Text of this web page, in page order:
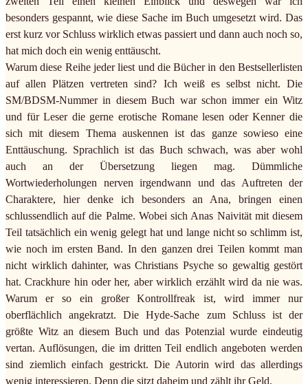
besonders gespannt, wie diese Sache im Buch umgesetzt wird. Das
erst kurz vor Schluss wirklich etwas passiert und dann auch noch so,
hat mich doch ein wenig enttäuscht.
Warum diese Reihe jeder liest und die Bücher in den Bestsellerlisten
auf allen Plätzen vertreten sind? Ich weiß es selbst nicht. Die
SM/BDSM-Nummer in diesem Buch war schon immer ein Witz
und für Leser die gerne erotische Romane lesen oder Kenner die
sich mit diesem Thema auskennen ist das ganze sowieso eine
Enttäuschung. Sprachlich ist das Buch schwach, was aber wohl
auch an der Übersetzung liegen mag. Dümmliche
Wortwiederholungen nerven irgendwann und das Auftreten der
Charaktere, hier denke ich besonders an Ana, bringen einen
schlussendlich auf die Palme. Wobei sich Anas Naivität mit diesem
Teil tatsächlich ein wenig gelegt hat und lange nicht so schlimm ist,
wie noch im ersten Band. In den ganzen drei Teilen kommt man
nicht wirklich dahinter, was Christians Psyche so gewaltig gestört
hat. Crackhure hin oder her, aber wirklich erzählt wird da nie was.
Warum er so ein großer Kontrollfreak ist, wird immer nur
oberflächlich angekratzt. Die Hyde-Sache zum Schluss ist der
größte Witz an diesem Buch und das Potenzial wurde eindeutig
vertan. Auflösungen, die im dritten Teil endlich angeboten werden
sind ziemlich einfach gestrickt. Die Autorin wird das allerdings
wenig interessieren. Denn die sitzt daheim und zählt ihr Geld.